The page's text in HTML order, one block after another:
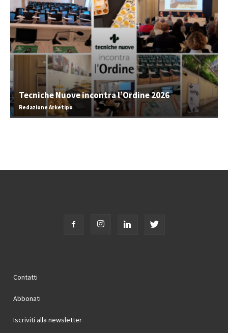
Tecniche Nuove incontra l’Ordine 2026
Redazione Arketipo
Contatti
Abbonati
Iscriviti alla newsletter